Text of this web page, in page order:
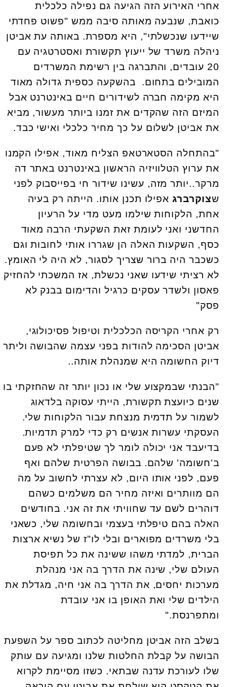
אחרי האירוע הזה הגיעה גם נפילה כלכלית
כואבת, שנבעה מאותה סיבה ממש "פשוט פחדתי
שיידעו שנכשלתי", היא מספרת. באותה עת אביטן
ניהלה משרד של ייעוץ תקשורת ואסטרטגיה עם
20 עובדים, והתברגה בין רשימת המשרדים
המובילים בתחום. בהשקעה כספית גדולה מאוד
היא מקימה חברה לשידורים חיים באינטרנט אבל
המיזם הזה שהקדים את זמנו ביותר מעשור, מביא
את אביטן לשלום על כך מחיר כלכלי ואישי כבד.
"בהתחלה הסטארטאפ הצליח מאוד, אפילו הקמנו
את ערוץ הטלוויזיה הראשון באינטרנט באתר דה
מרקר..יותר מזה, עשינו שידור חי בפייסבוק לפני
שצוקרברג אפילו תכנן אותו. הייתה רק בעיה
אחת, הלקוחות שילמו מעט מדי על הרעיון
החדשני ואני לעומת זאת השקעתי הרבה מאוד
כסף, השקעות האלה הן שגררו אותי לחובות וגם
כשכבר היה ברור שצריך לסגור, לא היה לי האומץ.
לא רציתי שידעו שאני נכשלת, אז המשכתי להחזיק
פאסון ולשדר עסקים כרגיל והדימום בבנק לא
פסק"
רק אחרי הקריסה הכלכלית וטיפול פסיכולוגי,
אביטן הסכימה להודות בפני עצמה שהבושה וליתר
דיוק החשומה היא שמנהלת אותה..
"הבנתי שבמקצוע שלי או נכון יותר זה שהחזקתי בו
שנים כיועצת תקשורת, הייתי עסוקה בלדאוג
לשמור על תדמית מנצחת עבור הלקוחות שלי.
העסקתי עשרות אנשים רק כדי למרק תדמיות.
בדיעבד אני יכולה לומר לך שטיפלתי לא פעם
ב'חשומה' שלהם. בבושה הפרטית שלהם ואף
פעם, לפני אותו היום, לא עצרתי לחשוב על מה
הם מוותרים ואיזה מחיר הם משלמים כשהם
דוהרים לשם עד שחוויתי את זה אני. בחודשים
האלה בהם טיפלתי בעצמי ובחשומה שלי, כשאני
בלי משרדים מפוארים ובלי לו"ז של נשיא ארצות
הברית, למדתי משהו ששינה את כל תפיסת
העולם שלי, שינה את הדרך בה אני מנהלת
מערכות יחסים, את הדרך בה אני חיה, מגדלת את
הילדים שלי ואת האופן בו אני עובדת
ומתפרנסת."
בשלב הזה אביטן מחליטה לכתוב ספר על השפעת
הבושה על קבלת החלטות שלנו ומגיעה עם עותק
שלו לעורכת עדנה שבתאי. כשזו מסיימת לקרוא